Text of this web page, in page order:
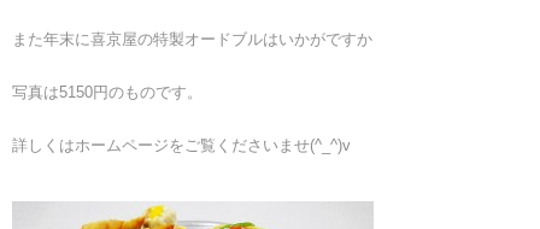
また年末に喜京屋の特製オードブルはいかがですか
写真は5150円のものです。
詳しくはホームページをご覧くださいませ(^_^)v